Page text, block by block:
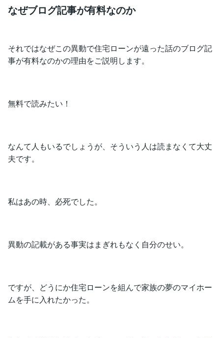
なぜブログ記事が有料なのか
それではなぜこの異動で住宅ローンが遠った話のブログ記
事が有料なのかの理由をご説明します。
無料で読みたい！
なんて人もいるでしょうが、そういう人は読まなくて大丈
夫です。
私はあの時、必死でした。
異動の記載がある事実はまぎれもなく自分のせい。
ですが、どうにか住宅ローンを組んで家族の夢のマイホー
ムを手に入れたかった。